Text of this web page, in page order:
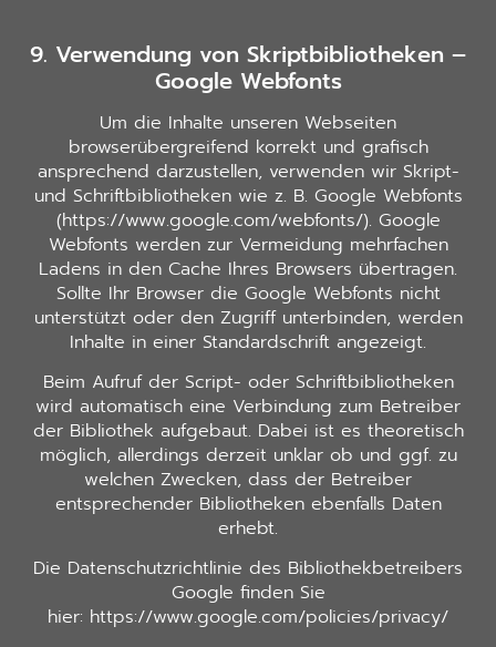
9. Verwendung von Skriptbibliotheken –
Google Webfonts
Um die Inhalte unseren Webseiten
browserübergreifend korrekt und grafisch
ansprechend darzustellen, verwenden wir Skript-
und Schriftbibliotheken wie z. B. Google Webfonts
(https://www.google.com/webfonts/). Google
Webfonts werden zur Vermeidung mehrfachen
Ladens in den Cache Ihres Browsers übertragen.
Sollte Ihr Browser die Google Webfonts nicht
unterstützt oder den Zugriff unterbinden, werden
Inhalte in einer Standardschrift angezeigt.
Beim Aufruf der Script- oder Schriftbibliotheken
wird automatisch eine Verbindung zum Betreiber
der Bibliothek aufgebaut. Dabei ist es theoretisch
möglich, allerdings derzeit unklar ob und ggf. zu
welchen Zwecken, dass der Betreiber
entsprechender Bibliotheken ebenfalls Daten
erhebt.
Die Datenschutzrichtlinie des Bibliothekbetreibers
Google finden Sie
hier: https://www.google.com/policies/privacy/